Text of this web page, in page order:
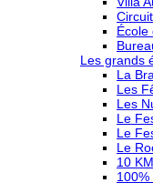
École
Les grands
La
Les
Les
Le
Le
Le
10